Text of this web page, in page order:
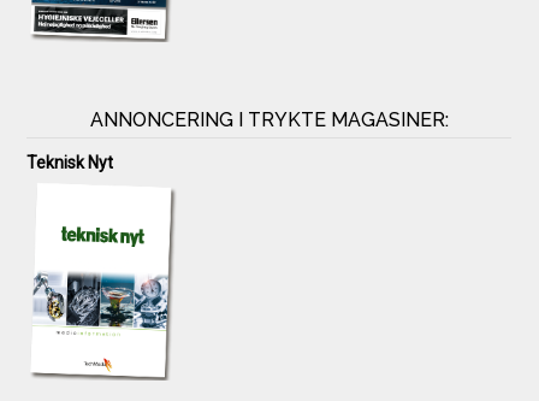
ANNONCERING I TRYKTE MAGASINER:
Teknisk Nyt